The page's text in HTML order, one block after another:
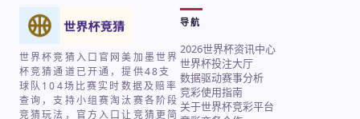
世界杯竞猜入口官网美加墨世界
杯竞猜通道已开通，提供48支
球队104场比赛实时数据及赔率
查询，支持小组赛淘汰赛各阶段
竞猜玩法，官方入口让竞猜更简
导航
2026世界杯资讯中心
世界杯投注大厅
数据驱动赛事分析
竞彩使用指南
关于世界杯竞彩平台